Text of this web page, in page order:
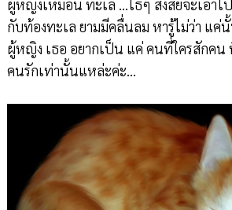
ผู้หญิงเหมือน ทะเล ...โธ่ๆ สงสัยจะเอาไ
กับท้องทะเล ยามมีคลื่นลม หารู้ไม่ว่า แค่
ผู้หญิง เธอ อยากเป็น แค่ คนที่ใครสักค
คนรักเท่านั้นแหล่ะค่ะ...